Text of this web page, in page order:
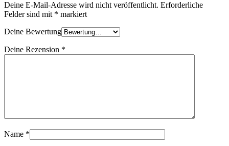
Deine E-Mail-Adresse wird nicht veröffentlicht. Erforderliche
Felder sind mit * markiert
Deine Bewertung
Deine Rezension *
Name *